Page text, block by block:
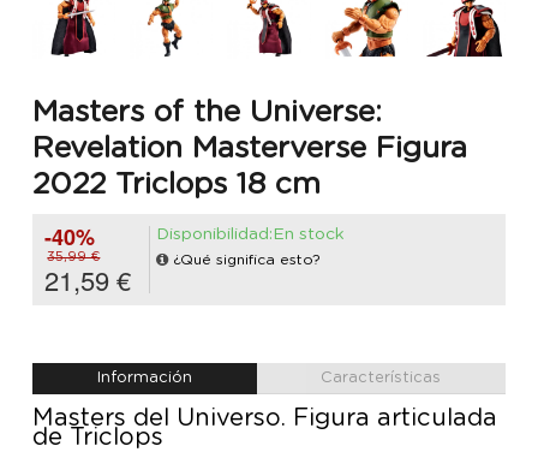
Masters of the Universe:
Revelation Masterverse Figura
2022 Triclops 18 cm
-40%
35,99 €
21,59 €
Disponibilidad:En stock
¿Qué significa esto?
Información Características
Masters del Universo. Figura articulada
de Triclops